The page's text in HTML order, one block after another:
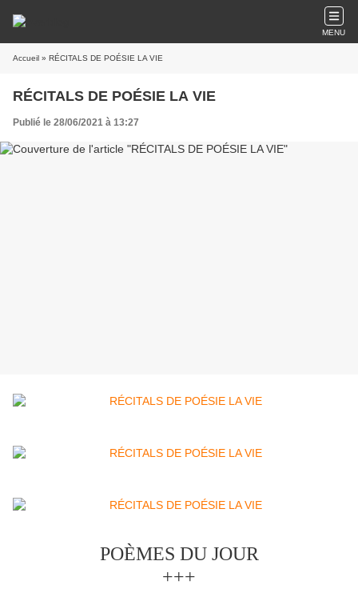
MENU
Accueil » RÉCITALS DE POÉSIE LA VIE
RÉCITALS DE POÉSIE LA VIE
Publié le 28/06/2021 à 13:27
POÈMES DU JOUR
+++